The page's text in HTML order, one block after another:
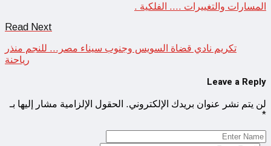
المسارات والتغييرات …. الفلكية .
Read Next
تكريم نادي قضاة السويس وجنوب سيناء مصر… للنجم منذر
رياحنة
Leave a Reply
لن يتم نشر عنوان بريدك الإلكتروني. الحقول الإلزامية مشار إليها بـ
*